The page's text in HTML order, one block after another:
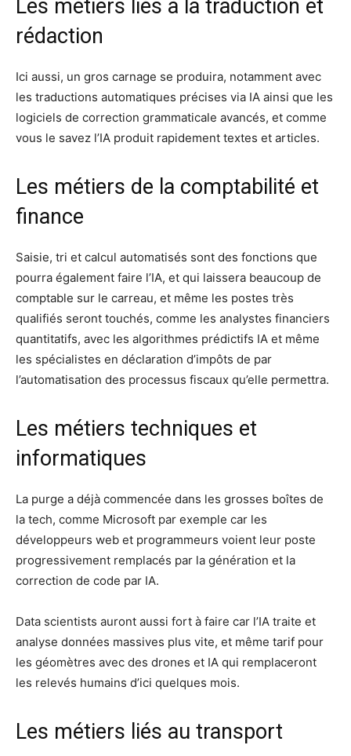
Les métiers liés à la traduction et
rédaction
Ici aussi, un gros carnage se produira, notamment avec
les traductions automatiques précises via IA ainsi que les
logiciels de correction grammaticale avancés, et comme
vous le savez l’IA produit rapidement textes et articles.
Les métiers de la comptabilité et
finance
Saisie, tri et calcul automatisés sont des fonctions que
pourra également faire l’IA, et qui laissera beaucoup de
comptable sur le carreau, et même les postes très
qualifiés seront touchés, comme les analystes financiers
quantitatifs, avec les algorithmes prédictifs IA et même
les spécialistes en déclaration d’impôts de par
l’automatisation des processus fiscaux qu’elle permettra.
Les métiers techniques et
informatiques
La purge a déjà commencée dans les grosses boîtes de
la tech, comme Microsoft par exemple car les
développeurs web et programmeurs voient leur poste
progressivement remplacés par la génération et la
correction de code par IA.
Data scientists auront aussi fort à faire car l’IA traite et
analyse données massives plus vite, et même tarif pour
les géomètres avec des drones et IA qui remplaceront
les relevés humains d’ici quelques mois.
Les métiers liés au transport